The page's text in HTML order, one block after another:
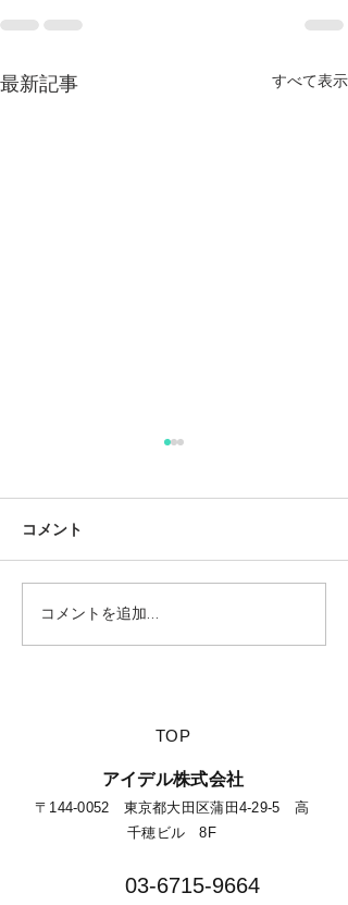
最新記事 すべて表示
【夏休みに行きたい山派
キャンパーにオススメの
コメント
コメントを追加…
​TOP
​アイデル株式会社
​​〒144-0052 東京都大田区蒲田4-29-5 高
千穂ビル 8F​
03-6715-9664​